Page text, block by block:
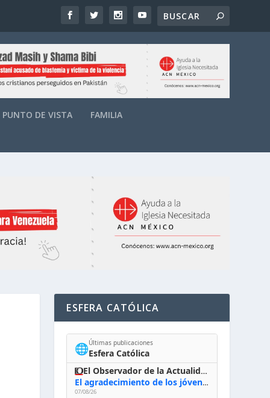
PUNTO DE VISTA FAMILIA
ESFERA CATÓLICA
🌐Últimas publicaciones
Esfera Católica
El Observador de la Actualidad
El agradecimiento de los jóvenes al Papa: «Hoy nos sentimos Iglesia»
07/08/26